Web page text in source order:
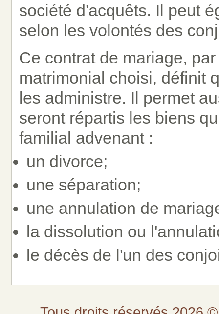
société d'acquêts. Il peut
selon les volontés des
Ce contrat de mariage,
matrimonial choisi, définit
les administre. Il permet
seront répartis les biens
familial advenant :
un divorce;
une séparation;
une annulation de
la dissolution ou
le décès de l'un des